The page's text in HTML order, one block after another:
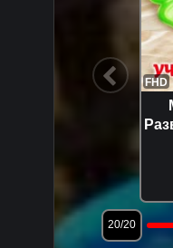
FHD
3/20